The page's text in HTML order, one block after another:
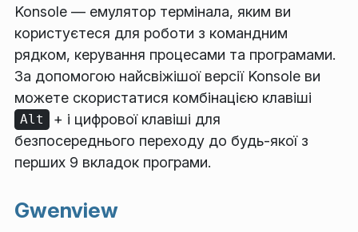
Konsole — емулятор термінала, яким ви
користуєтеся для роботи з командним
рядком, керування процесами та програмами.
За допомогою найсвіжішої версії Konsole ви
можете скористатися комбінацією клавіші
Alt
+ і цифрової клавіші для
безпосереднього переходу до будь-якої з
перших 9 вкладок програми.
Gwenview